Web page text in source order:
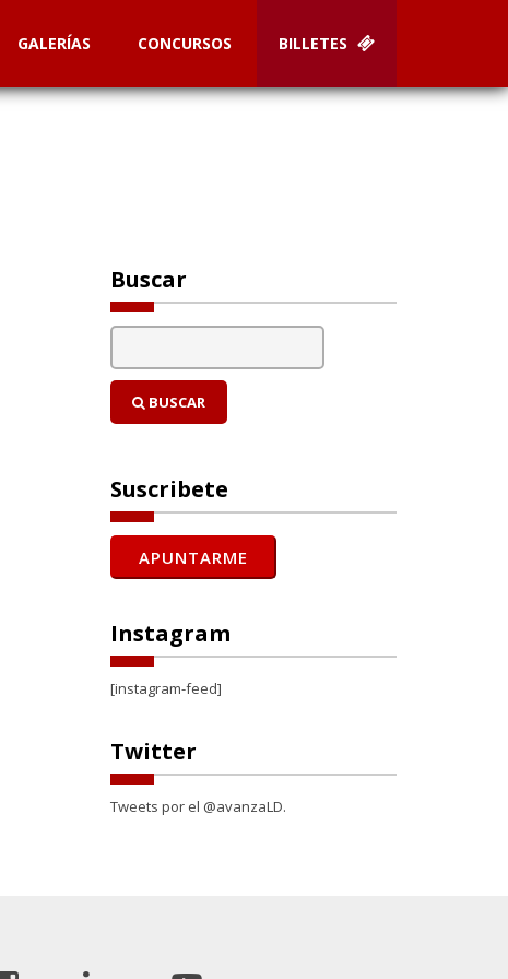
GALERÍAS CONCURSOS BILLETES
Buscar
BUSCAR
Suscribete
Instagram
[instagram-feed]
Twitter
Tweets por el @avanzaLD.